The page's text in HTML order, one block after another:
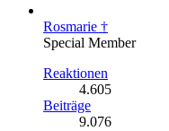
Rosmarie †
Special Member
Reaktionen
4.605
Beiträge
9.076